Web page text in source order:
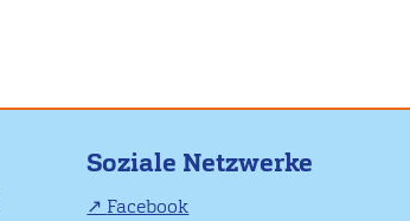
Soziale Netzwerke
Facebook